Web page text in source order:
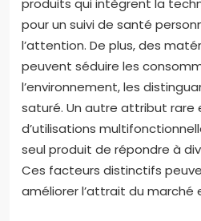
produits qui intègrent la
pour un suivi de santé
l’attention. De plus, des
peuvent séduire les
l’environnement, les
saturé. Un autre attribut rare
d’utilisations
seul produit de répondre à
Ces facteurs distinctifs
améliorer l’attrait du marché